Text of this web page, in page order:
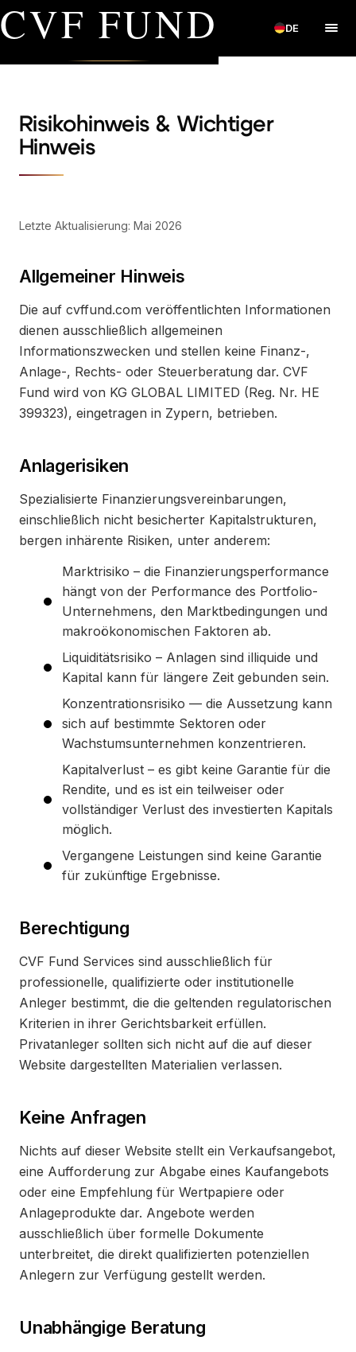
CVF FUND DE
Risikohinweis & Wichtiger
Hinweis
Letzte Aktualisierung: Mai 2026
Allgemeiner Hinweis
Die auf cvffund.com veröffentlichten Informationen
dienen ausschließlich allgemeinen
Informationszwecken und stellen keine Finanz-,
Anlage-, Rechts- oder Steuerberatung dar. CVF
Fund wird von KG GLOBAL LIMITED (Reg. Nr. HE
399323), eingetragen in Zypern, betrieben.
Anlagerisiken
Spezialisierte Finanzierungsvereinbarungen,
einschließlich nicht besicherter Kapitalstrukturen,
bergen inhärente Risiken, unter anderem:
Marktrisiko – die Finanzierungsperformance
hängt von der Performance des Portfolio-
Unternehmens, den Marktbedingungen und
makroökonomischen Faktoren ab.
Liquiditätsrisiko – Anlagen sind illiquide und
Kapital kann für längere Zeit gebunden sein.
Konzentrationsrisiko — die Aussetzung kann
sich auf bestimmte Sektoren oder
Wachstumsunternehmen konzentrieren.
Kapitalverlust – es gibt keine Garantie für die
Rendite, und es ist ein teilweiser oder
vollständiger Verlust des investierten Kapitals
möglich.
Vergangene Leistungen sind keine Garantie
für zukünftige Ergebnisse.
Berechtigung
CVF Fund Services sind ausschließlich für
professionelle, qualifizierte oder institutionelle
Anleger bestimmt, die die geltenden regulatorischen
Kriterien in ihrer Gerichtsbarkeit erfüllen.
Privatanleger sollten sich nicht auf die auf dieser
Website dargestellten Materialien verlassen.
Keine Anfragen
Nichts auf dieser Website stellt ein Verkaufsangebot,
eine Aufforderung zur Abgabe eines Kaufangebots
oder eine Empfehlung für Wertpapiere oder
Anlageprodukte dar. Angebote werden
ausschließlich über formelle Dokumente
unterbreitet, die direkt qualifizierten potenziellen
Anlegern zur Verfügung gestellt werden.
Unabhängige Beratung